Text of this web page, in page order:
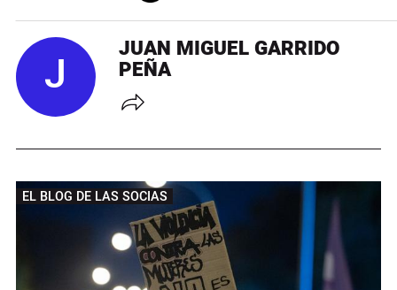
J JUAN MIGUEL GARRIDO
PEÑA
EL BLOG DE LAS SOCIAS